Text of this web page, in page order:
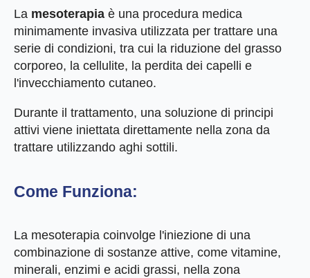
La mesoterapia è una procedura medica
minimamente invasiva utilizzata per trattare una
serie di condizioni, tra cui la riduzione del grasso
corporeo, la cellulite, la perdita dei capelli e
l'invecchiamento cutaneo.
Durante il trattamento, una soluzione di principi
attivi viene iniettata direttamente nella zona da
trattare utilizzando aghi sottili.
Come Funziona:
La mesoterapia coinvolge l'iniezione di una
combinazione di sostanze attive, come vitamine,
minerali, enzimi e acidi grassi, nella zona